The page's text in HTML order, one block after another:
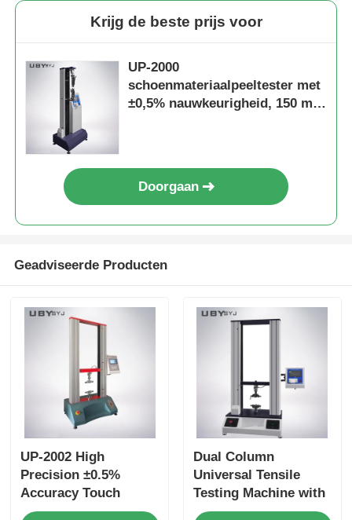
Krijg de beste prijs voor
UP-2000
schoenmateriaalpeeltester met
±0,5% nauwkeurigheid, 150 mm
Doorgaan
Geadviseerde Producten
UP-2002 High
Precision ±0.5%
Accuracy Touch
Screen Dual Column
Dual Column
Universal Tensile
Testing Machine with
Touch Screen Control